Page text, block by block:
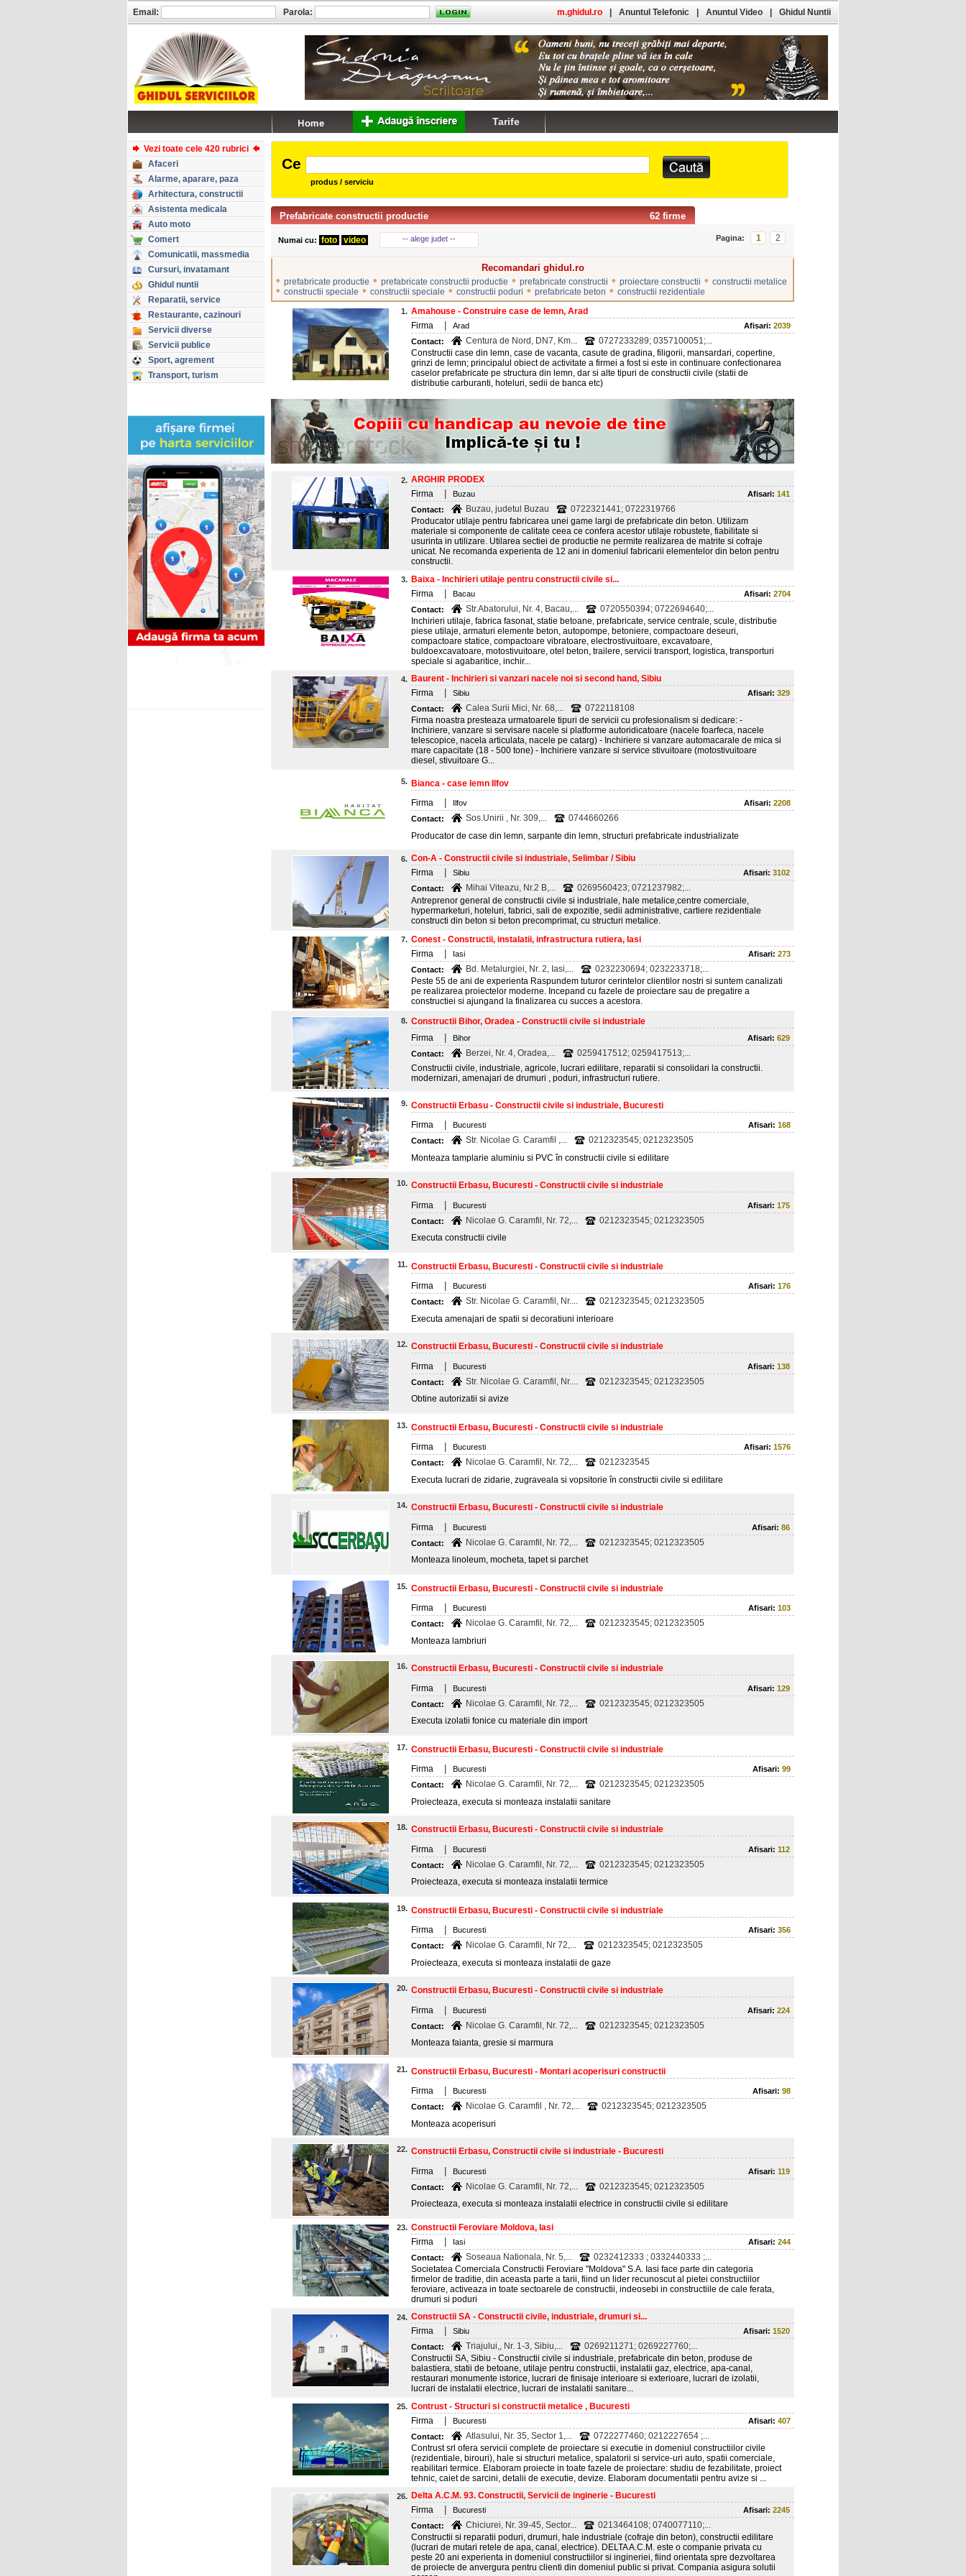
Vezi toate cele 420 rubrici
Afaceri
Alarme, aparare, paza
Arhitectura, constructii
Asistenta medicala
Auto moto
Comert
Comunicatii, massmedia
Cursuri, invatamant
Ghidul nuntii
Reparatii, service
Restaurante, cazinouri
Servicii diverse
Servicii publice
Sport, agrement
Transport, turism
Ce
produs / serviciu
62 firme
Prefabricate constructii productie
Numai cu: foto video -- alege judet -- Pagina: 1 2
Recomandari ghidul.ro
• prefabricate productie • prefabricate constructii productie • prefabricate constructii • proiectare constructii • constructii metalice
• constructii speciale • constructii speciale • constructii poduri • prefabricate beton • constructii rezidentiale
1. Amahouse - Construire case de lemn, Arad
Firma
Arad Afisari: 2039
Contact:
Centura de Nord, DN7, Km...
0727233289; 0357100051;...
Constructii case din lemn, case de vacanta, casute de gradina, filigorii, mansardari, copertine,
grinzi de lemn; principalul obiect de activitate a firmei a fost si este in continuare confectionarea
caselor prefabricate pe structura din lemn, dar si alte tipuri de constructii civile (statii de
distributie carburanti, hoteluri, sedii de banca etc)
2. ARGHIR PRODEX
Firma
Buzau Afisari: 141
Contact:
Buzau, judetul Buzau
0722321441; 0722319766
Producator utilaje pentru fabricarea unei game largi de prefabricate din beton. Utilizam
materiale si componente de calitate ceea ce confera acestor utilaje robustete, fiabilitate si
usurinta in utilizare. Utilarea sectiei de productie ne permite realizarea de matrite si cofraje
unicat. Ne recomanda experienta de 12 ani in domeniul fabricarii elementelor din beton pentru
constructii.
3. Baixa - Inchirieri utilaje pentru constructii civile si...
Firma
Bacau Afisari: 2704
Contact:
Str.Abatorului, Nr. 4, Bacau,...
0720550394; 0722694640;...
Inchirieri utilaje, fabrica fasonat, statie betoane, prefabricate, service centrale, scule, distributie
piese utilaje, armaturi elemente beton, autopompe, betoniere, compactoare deseuri,
compactoare statice, compactoare vibratoare, electrostivuitoare, excavatoare,
buldoexcavatoare, motostivuitoare, otel beton, trailere, servicii transport, logistica, transporturi
speciale si agabaritice, inchir...
4. Baurent - Inchirieri si vanzari nacele noi si second hand, Sibiu
Firma
Sibiu Afisari: 329
Contact:
Calea Surii Mici, Nr. 68,...
0722118108
Firma noastra presteaza urmatoarele tipuri de servicii cu profesionalism si dedicare: -
Inchiriere, vanzare si servisare nacele si platforme autoridicatoare (nacele foarfeca, nacele
telescopice, nacela articulata, nacele pe catarg) - Inchiriere si vanzare automacarale de mica si
mare capacitate (18 - 500 tone) - Inchiriere vanzare si service stivuitoare (motostivuitoare
diesel, stivuitoare G...
5. Bianca - case lemn Ilfov
Firma
Ilfov Afisari: 2208
Contact:
Sos.Unirii , Nr. 309,...
0744660266
Producator de case din lemn, sarpante din lemn, structuri prefabricate industrializate
6. Con-A - Constructii civile si industriale, Selimbar / Sibiu
Firma
Sibiu Afisari: 3102
Contact:
Mihai Viteazu, Nr.2 B,...
0269560423; 0721237982;...
Antreprenor general de constructii civile si industriale, hale metalice,centre comerciale,
hypermarketuri, hoteluri, fabrici, sali de expozitie, sedii administrative, cartiere rezidentiale
constructi din beton si beton precomprimat, cu structuri metalice.
7. Conest - Constructii, instalatii, infrastructura rutiera, Iasi
Firma
Iasi Afisari: 273
Contact:
Bd. Metalurgiei, Nr. 2, Iasi,...
0232230694; 0232233718;...
Peste 55 de ani de experienta Raspundem tuturor cerintelor clientilor nostri si suntem canalizati
pe realizarea proiectelor moderne. Incepand cu fazele de proiectare sau de pregatire a
constructiei si ajungand la finalizarea cu succes a acestora.
8. Constructii Bihor, Oradea - Constructii civile si industriale
Firma
Bihor Afisari: 629
Contact:
Berzei, Nr. 4, Oradea,...
0259417512; 0259417513;...
Constructii civile, industriale, agricole, lucrari edilitare, reparatii si consolidari la constructii.
modernizari, amenajari de drumuri , poduri, infrastructuri rutiere.
9. Constructii Erbasu - Constructii civile si industriale, Bucuresti
Firma
Bucuresti Afisari: 168
Contact:
Str. Nicolae G. Caramfil ,...
0212323545; 0212323505
Monteaza tamplarie aluminiu si PVC în constructii civile si edilitare
10. Constructii Erbasu, Bucuresti - Constructii civile si industriale
Firma
Bucuresti Afisari: 175
Contact:
Nicolae G. Caramfil, Nr. 72,...
0212323545; 0212323505
Executa constructii civile
11. Constructii Erbasu, Bucuresti - Constructii civile si industriale
Firma
Bucuresti Afisari: 176
Contact:
Str. Nicolae G. Caramfil, Nr....
0212323545; 0212323505
Executa amenajari de spatii si decoratiuni interioare
12. Constructii Erbasu, Bucuresti - Constructii civile si industriale
Firma
Bucuresti Afisari: 138
Contact:
Str. Nicolae G. Caramfil, Nr....
0212323545; 0212323505
Obtine autorizatii si avize
13. Constructii Erbasu, Bucuresti - Constructii civile si industriale
Firma
Bucuresti Afisari: 1576
Contact:
Nicolae G. Caramfil, Nr. 72,...
0212323545
Executa lucrari de zidarie, zugraveala si vopsitorie în constructii civile si edilitare
14. Constructii Erbasu, Bucuresti - Constructii civile si industriale
Firma
Bucuresti Afisari: 86
Contact:
Nicolae G. Caramfil, Nr. 72,...
0212323545; 0212323505
Monteaza linoleum, mocheta, tapet si parchet
15. Constructii Erbasu, Bucuresti - Constructii civile si industriale
Firma
Bucuresti Afisari: 103
Contact:
Nicolae G. Caramfil, Nr. 72,...
0212323545; 0212323505
Monteaza lambriuri
16. Constructii Erbasu, Bucuresti - Constructii civile si industriale
Firma
Bucuresti Afisari: 129
Contact:
Nicolae G. Caramfil, Nr. 72,...
0212323545; 0212323505
Executa izolatii fonice cu materiale din import
17. Constructii Erbasu, Bucuresti - Constructii civile si industriale
Firma
Bucuresti Afisari: 99
Contact:
Nicolae G. Caramfil, Nr. 72,...
0212323545; 0212323505
Proiecteaza, executa si monteaza instalatii sanitare
18. Constructii Erbasu, Bucuresti - Constructii civile si industriale
Firma
Bucuresti Afisari: 112
Contact:
Nicolae G. Caramfil, Nr. 72,...
0212323545; 0212323505
Proiecteaza, executa si monteaza instalatii termice
19. Constructii Erbasu, Bucuresti - Constructii civile si industriale
Firma
Bucuresti Afisari: 356
Contact:
Nicolae G. Caramfil, Nr 72,...
0212323545; 0212323505
Proiecteaza, executa si monteaza instalatii de gaze
20. Constructii Erbasu, Bucuresti - Constructii civile si industriale
Firma
Bucuresti Afisari: 224
Contact:
Nicolae G. Caramfil, Nr. 72,...
0212323545; 0212323505
Monteaza faianta, gresie si marmura
21. Constructii Erbasu, Bucuresti - Montari acoperisuri constructii
Firma
Bucuresti Afisari: 98
Contact:
Nicolae G. Caramfil , Nr. 72,...
0212323545; 0212323505
Monteaza acoperisuri
22. Constructii Erbasu, Constructii civile si industriale - Bucuresti
Firma
Bucuresti Afisari: 119
Contact:
Nicolae G. Caramfil, Nr. 72,...
0212323545; 0212323505
Proiecteaza, executa si monteaza instalatii electrice in constructii civile si edilitare
23. Constructii Feroviare Moldova, Iasi
Firma
Iasi Afisari: 244
Contact:
Soseaua Nationala, Nr. 5,...
0232412333 ; 0332440333 ;...
Societatea Comerciala Constructii Feroviare "Moldova" S.A. Iasi face parte din categoria
firmelor de traditie, din aceasta parte a tarii, fiind un lider recunoscut al pietei constructiilor
feroviare, activeaza in toate sectoarele de constructii, indeosebi in constructiile de cale ferata,
drumuri si poduri
24. Constructii SA - Constructii civile, industriale, drumuri si...
Firma
Sibiu Afisari: 1520
Contact:
Triajului,, Nr. 1-3, Sibiu,...
0269211271; 0269227760;...
Constructii SA, Sibiu - Constructii civile si industriale, prefabricate din beton, produse de
balastiera, statii de betoane, utilaje pentru constructii, instalatii gaz, electrice, apa-canal,
restaurari monumente istorice, lucrari de finisaje interioare si exterioare, lucrari de izolatii,
lucrari de instalatii electrice, lucrari de instalatii sanitare...
25. Contrust - Structuri si constructii metalice , Bucuresti
Firma
Bucuresti Afisari: 407
Contact:
Atlasului, Nr. 35, Sector 1,...
0722277460; 0212227654 ;...
Contrust srl ofera servicii complete de proiectare si executie in domeniul constructiilor civile
(rezidentiale, birouri), hale si structuri metalice, spalatorii si service-uri auto, spatii comerciale,
reabilitari termice. Elaboram proiecte in toate fazele de proiectare: studiu de fezabilitate, proiect
tehnic, caiet de sarcini, detalii de executie, devize. Elaboram documentatii pentru avize si ...
26. Delta A.C.M. 93. Constructii, Servicii de inginerie - Bucuresti
Firma
Bucuresti Afisari: 2245
Contact:
Chiciurei, Nr. 39-45, Sector...
0213464108; 0740077110;...
Constructii si reparatii poduri, drumuri, hale industriale (cofraje din beton), constructii edilitare
(lucrari de mutari retele de apa, canal, electrice). DELTA A.C.M. este o companie privata cu
peste 20 ani experienta in domeniul constructiilor si ingineriei, fiind orientata spre dezvoltarea
de proiecte de anvergura pentru clienti din domeniul public si privat. Compania asigura solutii
Email: Parola: m.ghidul.ro Anuntul Telefonic Anuntul Video Ghidul Nuntii
Tarife